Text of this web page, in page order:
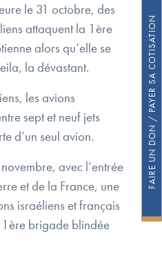
FAIRE UN DON / PAYER SA COTISATION
le 31 octobre, des
attaquent la 1ère
alors qu’elle se
la dévastant.
les avions
sept et neuf jets
d’un seul avion.
avec l’entrée
et de la France, une
israéliens et français
brigade blindée